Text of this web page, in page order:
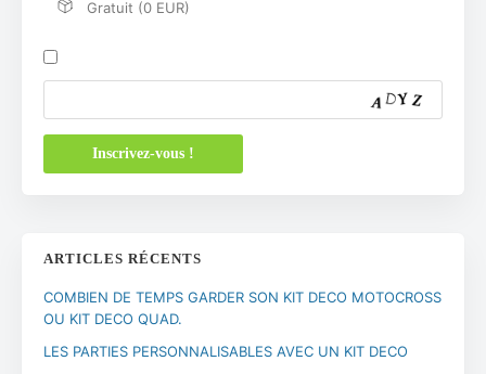
Gratuit (0 EUR)
ARTICLES RÉCENTS
COMBIEN DE TEMPS GARDER SON KIT DECO MOTOCROSS
OU KIT DECO QUAD.
LES PARTIES PERSONNALISABLES AVEC UN KIT DECO